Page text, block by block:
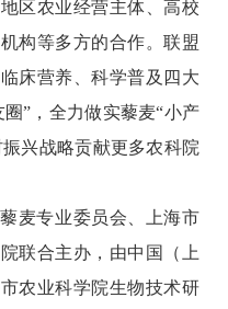
区农业经营主体、高校
构等多方的合作。联盟
床营养、科学普及四大
”，全力做实藜麦“小产
兴战略贡献更多农科院
麦专业委员会、上海市
联合主办，由中国（上
农业科学院生物技术研